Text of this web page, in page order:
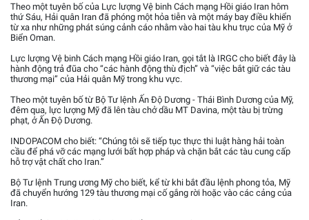
Theo một tuyên bố của Lực lượng Vệ binh Cách mạng Hồi giáo Iran hôm
thứ Sáu, Hải quân Iran đã phóng một hỏa tiễn và một máy bay điều khiển
từ xa như những phát súng cảnh cáo nhằm vào hai tàu khu trục của Mỹ ở
Biển Oman.
Lực lượng Vệ binh Cách mạng Hồi giáo Iran, gọi tắt là IRGC cho biết đây là
hành động trả đũa cho “các hành động thù địch” và “việc bắt giữ các tàu
thương mại” của Hải quân Mỹ trong khu vực.
Theo một tuyên bố từ Bộ Tư lệnh Ấn Độ Dương - Thái Bình Dương của Mỹ,
đêm qua, lực lượng Mỹ đã lên tàu chở dầu MT Davina, một tàu bị trừng
phạt, ở Ấn Độ Dương.
INDOPACOM cho biết: “Chúng tôi sẽ tiếp tục thực thi luật hàng hải toàn
cầu để phá vỡ các mạng lưới bất hợp pháp và chặn bắt các tàu cung cấp
hỗ trợ vật chất cho Iran.”
Bộ Tư lệnh Trung ương Mỹ cho biết, kể từ khi bắt đầu lệnh phong tỏa, Mỹ
đã chuyển hướng 129 tàu thương mại cố gắng rời hoặc vào các cảng của
Iran.